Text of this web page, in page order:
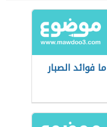
ما فوائد الصبار